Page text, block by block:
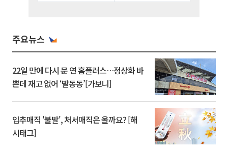
주요뉴스
22일 만에 다시 문 연 홈플러스…정상화 바
쁜데 재고 없어 ‘발동동’[가보니]
입추매직 '불발', 처서매직은 올까요? [해
시태그]